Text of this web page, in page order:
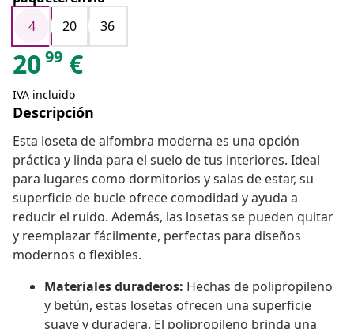
4
20 36
2099 €
IVA incluido
Descripción
Esta loseta de alfombra moderna es una opción
práctica y linda para el suelo de tus interiores. Ideal
para lugares como dormitorios y salas de estar, su
superficie de bucle ofrece comodidad y ayuda a
reducir el ruido. Además, las losetas se pueden quitar
y reemplazar fácilmente, perfectas para diseños
modernos o flexibles.
Materiales duraderos: Hechas de polipropileno
y betún, estas losetas ofrecen una superficie
suave y duradera. El polipropileno brinda una